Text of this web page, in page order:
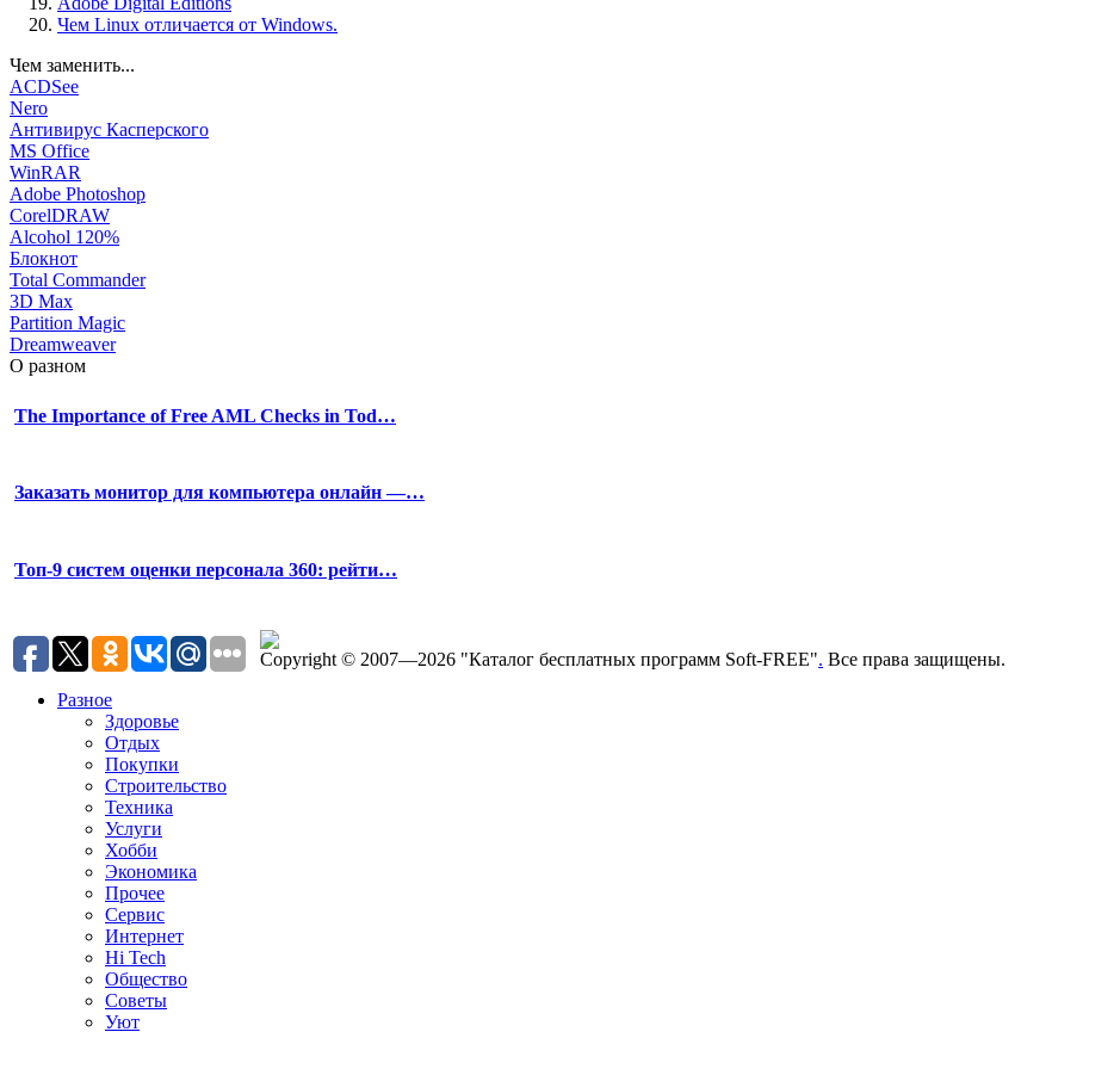
Чем Linux отличается от Windows.
Чем заменить...
ACDSee
Nero
Антивирус Касперского
MS Office
WinRAR
Adobe Photoshop
CorelDRAW
Alcohol 120%
Блокнот
Total Commander
3D Max
Partition Magic
Dreamweaver
О разном
The Importance of Free AML Checks in Tod…
Заказать монитор для компьютера онлайн —…
Топ-9 систем оценки персонала 360: рейти…
Copyright © 2007—2026 "Каталог бесплатных программ Soft-FREE". Все права защищены.
Разное
Здоровье
Отдых
Покупки
Строительство
Техника
Услуги
Хобби
Экономика
Прочее
Сервис
Интернет
Hi Tech
Общество
Советы
Уют